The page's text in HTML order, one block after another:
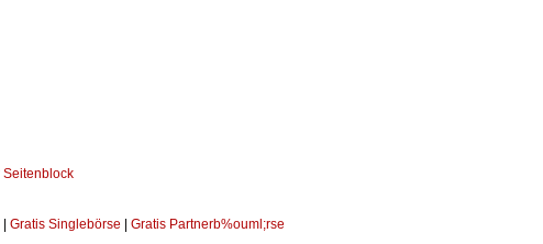
Gratis Singlebörse Gratis Partnerb%ouml;rse